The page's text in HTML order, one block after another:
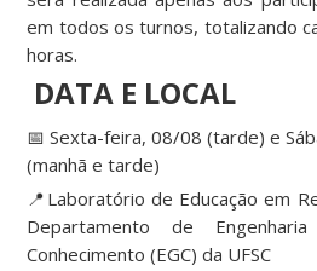
em todos os turnos, totalizando
horas.
DATA E LOCAL
📅 Sexta-feira, 08/08 (tarde) e
(manhã e tarde)
📍Laboratório de Educação em
Departamento de
Conhecimento (EGC) da UFSC